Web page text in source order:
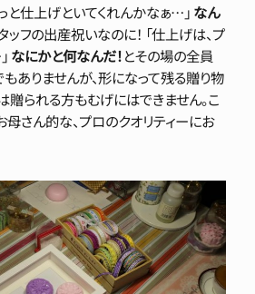
っと仕上げといてくれんかなぁ…」 なん
フの出産祝いなのに！ 「仕上げは、プ
なにかと何なんだ！とその場の全員
ありませんが、形になって残る贈り物
贈られる方もむげにはできません。こ
さん的な、プロのクオリティーにお